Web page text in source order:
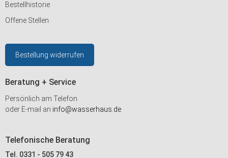
Bestellhistorie
Offene Stellen
Bestellung widerrufen
Beratung + Service
Persönlich am Telefon
oder E-mail an info@wasserhaus.de
Telefonische Beratung
Tel. 0331 - 505 79 43